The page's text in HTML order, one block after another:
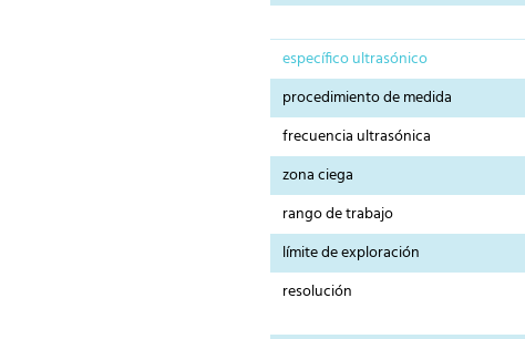
específico ultrasónico
procedimiento de medida
frecuencia ultrasónica
zona ciega
rango de trabajo
límite de exploración
resolución